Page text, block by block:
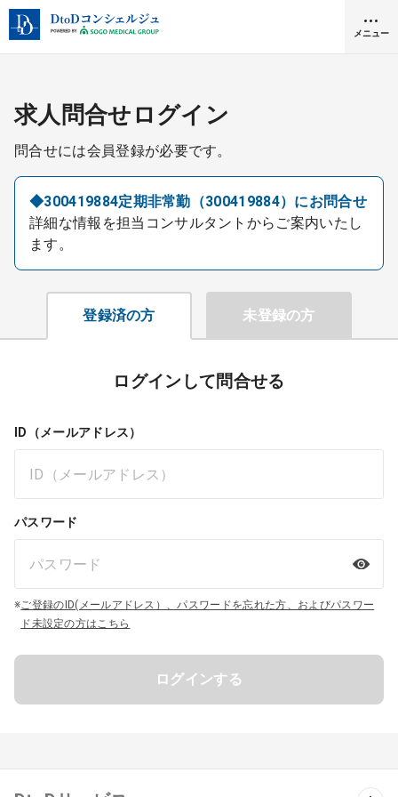
メニュー
クリニック開業
DtoDとは
お問合せ
医院の譲渡・売却をお考えの方
採用をお考えの医療機関の方
求人問合せログイン
問合せには会員登録が必要です。
◆300419884定期非常勤（300419884）にお問合せ
詳細な情報を担当コンサルタントからご案内いたし
ます。
登録済の方 未登録の方
ログインして問合せる
ID（メールアドレス）
パスワード
※ご登録のID(メールアドレス）、パスワードを忘れた方、およびパスワー
ド未設定の方はこちら
ログインする